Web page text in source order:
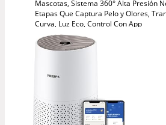
Mascotas, Sistema 360° Alta Presión
Etapas Que Captura Pelo y Olores,
Curva, Luz Eco, Control Con App